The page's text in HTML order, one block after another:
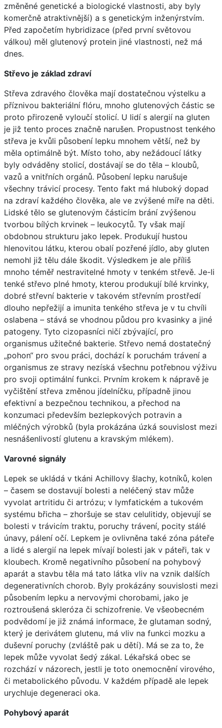
změněné genetické a biologické vlastnosti, aby byly
komerčně atraktivnější) a s genetickým inženýrstvím.
Před započetím hybridizace (před první světovou
válkou) měl glutenový protein jiné vlastnosti, než má
dnes.
Střevo je základ zdraví
Střeva zdravého člověka mají dostatečnou výstelku a
příznivou bakteriální flóru, mnoho glutenových částic se
proto přirozeně vyloučí stolicí. U lidí s alergií na gluten
je již tento proces značně narušen. Propustnost tenkého
střeva je kvůli působení lepku mnohem větší, než by
měla optimálně být. Místo toho, aby nežádoucí látky
byly odváděny stolicí, dostávají se do těla – kloubů,
vazů a vnitřních orgánů. Působení lepku narušuje
všechny trávicí procesy. Tento fakt má hluboký dopad
na zdraví každého člověka, ale ve zvýšené míře na děti.
Lidské tělo se glutenovým částicím brání zvýšenou
tvorbou bílých krvinek – leukocytů. Ty však mají
obdobnou strukturu jako lepek. Produkují hustou
hlenovitou látku, kterou obalí pozřené jídlo, aby gluten
nemohl již tělu dále škodit. Výsledkem je ale příliš
mnoho téměř nestravitelné hmoty v tenkém střevě. Je-li
tenké střevo plné hmoty, kterou produkují bílé krvinky,
dobré střevní bakterie v takovém střevním prostředí
dlouho nepřežijí a imunita tenkého střeva je v tu chvíli
oslabena – stává se vhodnou půdou pro kvasinky a jiné
patogeny. Tyto cizopasníci ničí zbývající, pro
organismus užitečné bakterie. Střevo nemá dostatečný
„pohon“ pro svou práci, dochází k poruchám trávení a
organismus ze stravy nezíská všechnu potřebnou výživu
pro svoji optimální funkci. Prvním krokem k nápravě je
vyčištění střeva změnou jídelníčku, případně jinou
efektivní a bezpečnou technikou, a přechod na
konzumaci především bezlepkových potravin a
mléčných výrobků (byla prokázána úzká souvislost mezi
nesnášenlivostí glutenu a kravským mlékem).
Varovné signály
Lepek se ukládá v tkáni Achillovy šlachy, kotníků, kolen
– časem se dostavují bolesti a neléčený stav může
vyvolat artritidu či artrózu; v lymfatickém a tukovém
systému břicha – zhoršuje se stav celulitidy, objevují se
bolesti v trávicím traktu, poruchy trávení, pocity stálé
únavy, pálení očí. Lepkem je ovlivněna také zóna páteře
a lidé s alergií na lepek mívají bolesti jak v páteři, tak v
kloubech. Kromě negativního působení na pohybový
aparát a stavbu těla má tato látka vliv na vznik dalších
degenerativních chorob. Byly prokázány souvislosti mezi
působením lepku a nervovými chorobami, jako je
roztroušená skleróza či schizofrenie. Ve všeobecném
podvědomí je již známá informace, že glutaman sodný,
který je derivátem glutenu, má vliv na funkci mozku a
duševní poruchy (zvláště pak u dětí). Má se za to, že
lepek může vyvolat šedý zákal. Lékařská obec se
rozchází v názorech, jestli je toto onemocnění virového,
či metabolického původu. V každém případě ale lepek
urychluje degeneraci oka.
Pohybový aparát